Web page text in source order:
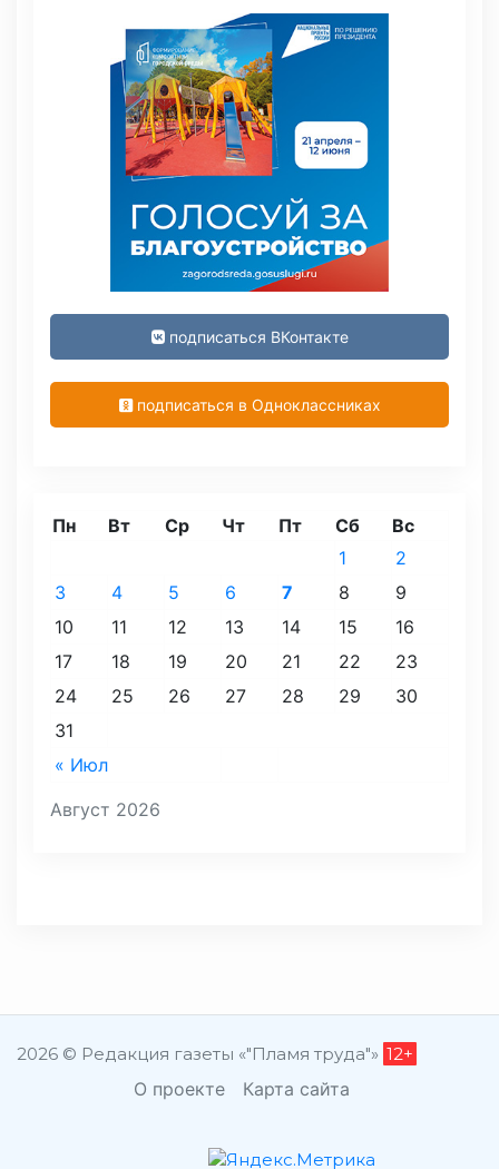
подписаться ВКонтакте
подписаться в Одноклассниках
Август 2026
Пн Вт Ср Чт Пт Сб Вс
« Июл
1
2
3
4 5 6 7 8
9
10
11 12 13 14 15
16
17
18 19 20 21 22
23
24
25 26 27 28 29
30
31
2026 © Редакция газеты «"Пламя труда"» 12+
О проекте Карта сайта